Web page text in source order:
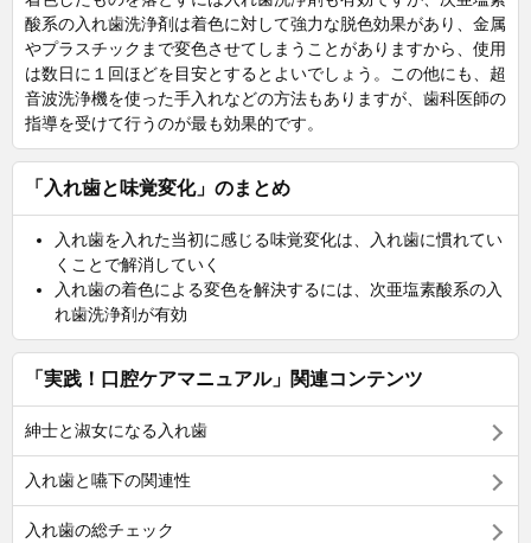
酸系の入れ歯洗浄剤は着色に対して強力な脱色効果があり、金属
やプラスチックまで変色させてしまうことがありますから、使用
は数日に１回ほどを目安とするとよいでしょう。この他にも、超
音波洗浄機を使った手入れなどの方法もありますが、歯科医師の
指導を受けて行うのが最も効果的です。
「入れ歯と味覚変化」のまとめ
入れ歯を入れた当初に感じる味覚変化は、入れ歯に慣れてい
くことで解消していく
入れ歯の着色による変色を解決するには、次亜塩素酸系の入
れ歯洗浄剤が有効
「実践！口腔ケアマニュアル」関連コンテンツ
紳士と淑女になる入れ歯
入れ歯と嚥下の関連性
入れ歯の総チェック